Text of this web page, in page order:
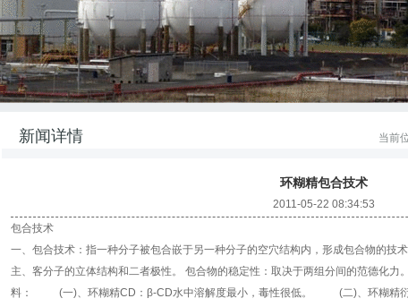
当前
新闻详情
环糊精包合技术
2011-05-22 08:34:53
包合技术
一、包合技术：指一种分子被包合嵌于另一种分子的空穴结构内，形成包合物的技
主、客分子的立体结构和二者极性。 包合物的稳定性：取决于两组分间的范德
料： (一)、 环糊精CD：β-CD水中溶解度最小，毒性很低。 (二)、 环糊精